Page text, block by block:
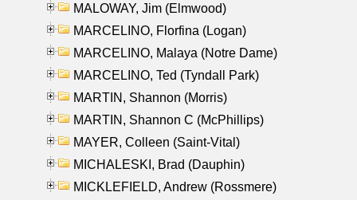
MALOWAY, Jim (Elmwood)
MARCELINO, Florfina (Logan)
MARCELINO, Malaya (Notre Dame)
MARCELINO, Ted (Tyndall Park)
MARTIN, Shannon (Morris)
MARTIN, Shannon C (McPhillips)
MAYER, Colleen (Saint-Vital)
MICHALESKI, Brad (Dauphin)
MICKLEFIELD, Andrew (Rossmere)